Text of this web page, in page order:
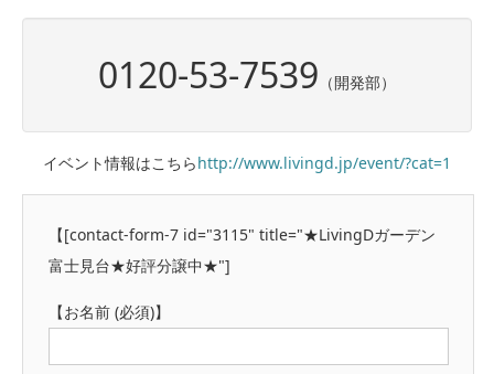
0120-53-7539 （開発部）
イベント情報はこちらhttp://www.livingd.jp/event/?cat=1
【[contact-form-7 id="3115" title="★LivingDガーデン
富士見台★好評分譲中★"]
【お名前 (必須)】